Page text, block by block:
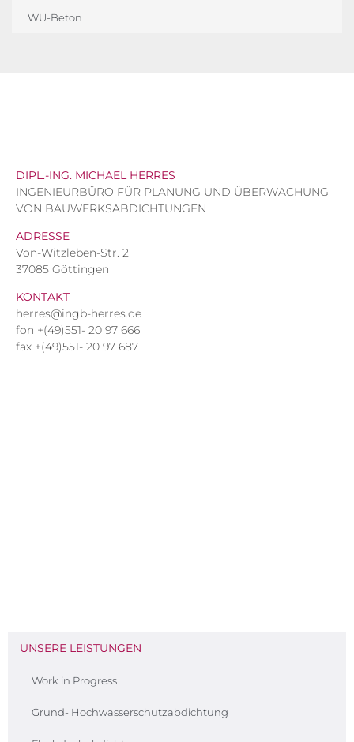
WU-Beton
DIPL.-ING. MICHAEL HERRES
INGENIEURBÜRO FÜR PLANUNG UND ÜBERWACHUNG
VON BAUWERKSABDICHTUNGEN
ADRESSE
Von-Witzleben-Str. 2
37085 Göttingen
KONTAKT
herres@ingb-herres.de
fon +(49)551- 20 97 666
fax +(49)551- 20 97 687
UNSERE LEISTUNGEN
Work in Progress
Grund- Hochwasserschutzabdichtung